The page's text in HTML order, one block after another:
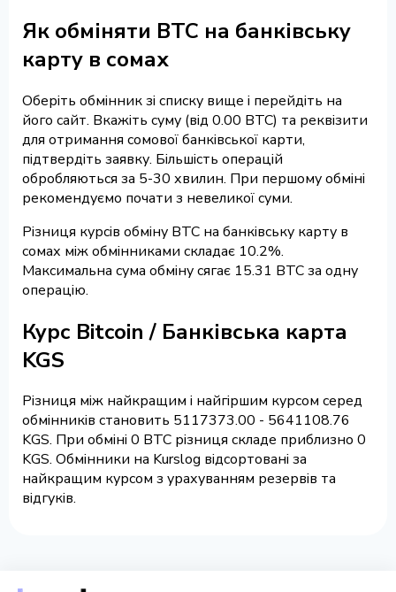
Як обміняти BTC на банківську
карту в сомах
Оберіть обмінник зі списку вище і перейдіть на
його сайт. Вкажіть суму (від 0.00 BTC) та реквізити
для отримання сомової банківської карти,
підтвердіть заявку. Більшість операцій
обробляються за 5-30 хвилин. При першому обміні
рекомендуємо почати з невеликої суми.
Різниця курсів обміну BTC на банківську карту в
сомах між обмінниками складає 10.2%.
Максимальна сума обміну сягає 15.31 BTC за одну
операцію.
Курс Bitcoin / Банківська карта
KGS
Різниця між найкращим і найгіршим курсом серед
обмінників становить 5117373.00 - 5641108.76
KGS. При обміні 0 BTC різниця складе приблизно 0
KGS. Обмінники на Kurslog відсортовані за
найкращим курсом з урахуванням резервів та
відгуків.